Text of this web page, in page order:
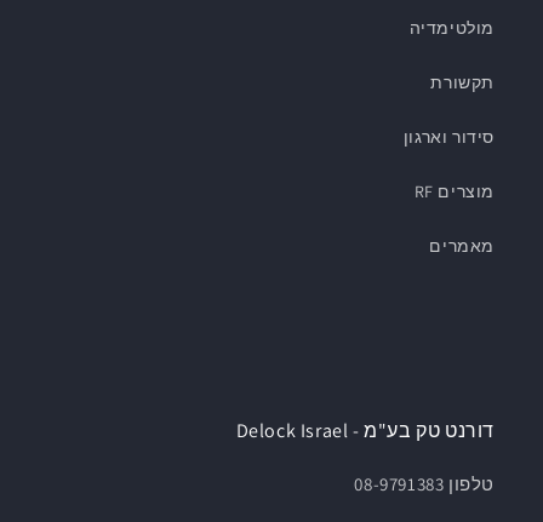
מולטימדיה
תקשורת
סידור וארגון
מוצרים RF
מאמרים
דורנט טק בע"מ - Delock Israel
טלפון 08-9791383